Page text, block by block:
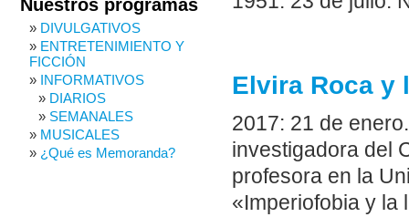
Elvira Roca y
2017: 21 de
investigadora del
profesora en la
«Imperiofobia y la
Nuestros programas
DIVULGATIVOS
ENTRETENIMIENTO Y
FICCIÓN
INFORMATIVOS
DIARIOS
SEMANALES
MUSICALES
¿Qué es Memoranda?